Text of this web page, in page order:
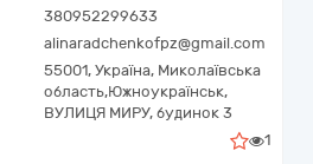
380952299633
alinaradchenkofpz@gmail.com
55001, Україна, Миколаївська
область,Южноукраїнськ,
ВУЛИЦЯ МИРУ, будинок 3
1